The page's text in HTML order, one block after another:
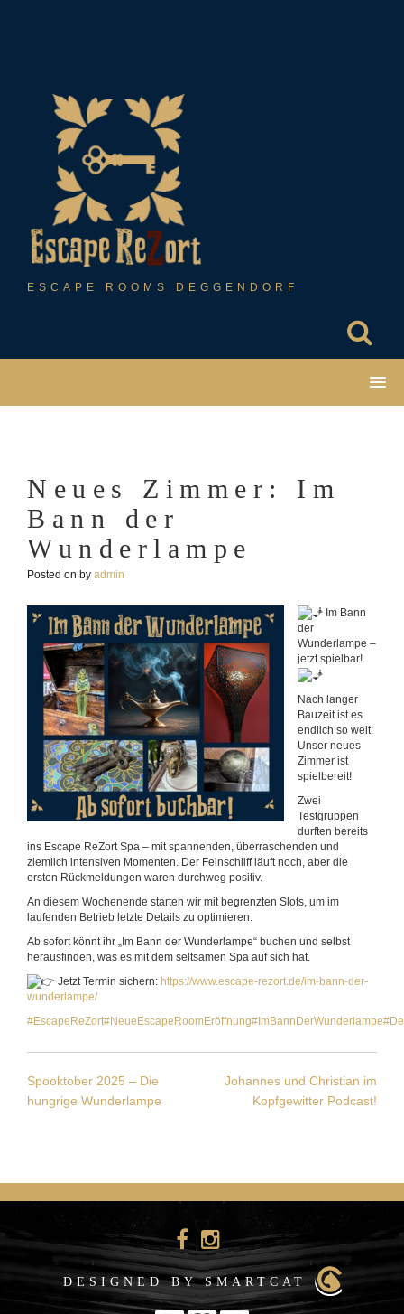
ESCAPE ROOMS DEGGENDORF
Neues Zimmer: Im
Bann der
Wunderlampe
Posted on by admin
Im Bann
der
Wunderlampe –
jetzt spielbar!
Nach langer
Bauzeit ist es
endlich so weit:
Unser neues
Zimmer ist
spielbereit!
Zwei
Testgruppen
durften bereits
ins Escape ReZort Spa – mit spannenden, überraschenden und
ziemlich intensiven Momenten. Der Feinschliff läuft noch, aber die
ersten Rückmeldungen waren durchweg positiv.
An diesem Wochenende starten wir mit begrenzten Slots, um im
laufenden Betrieb letzte Details zu optimieren.
Ab sofort könnt ihr „Im Bann der Wunderlampe“ buchen und selbst
herausfinden, was es mit dem seltsamen Spa auf sich hat.
Jetzt Termin sichern: https://www.escape-rezort.de/im-bann-der-
wunderlampe/
#EscapeReZort#NeueEscapeRoomEröffnung#ImBannDerWunderlampe
Spooktober 2025 – Die
hungrige Wunderlampe
Johannes und Christian im
Kopfgewitter Podcast!
DESIGNED BY SMARTCAT